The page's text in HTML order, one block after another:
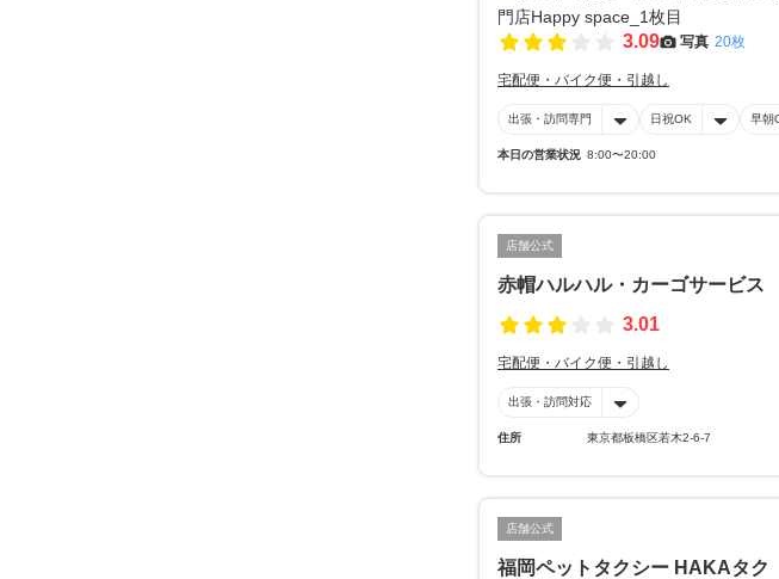
3.09 写真 20枚
宅配便・バイク便・引越し
出張・訪問専門 日祝OK 早朝
本日の営業状況 8:00〜20:00
店舗公式
赤帽ハルハル・カーゴサービス
3.01
宅配便・バイク便・引越し
出張・訪問対応
住所 東京都板橋区若木2-6-7
店舗公式
福岡ペットタクシー HAKAタク